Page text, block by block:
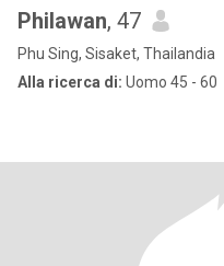
Philawan, 47
Phu Sing, Sisaket, Thailandia
Alla ricerca di: Uomo 45 - 60